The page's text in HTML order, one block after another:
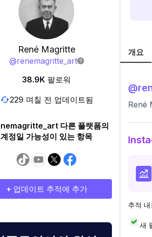
René Magritte
@renemagritte_art
38.9K 팔로워
229 며칠 전 업데이트됨
다른 플랫폼의
계정일 가능성이 있는 항목
+ 업데이트 추적에 추가
개요
@
René
추적 내
새